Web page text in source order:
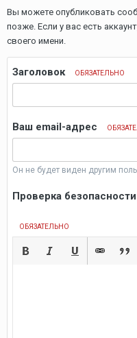
Вы можете опубликовать
позже. Если у вас есть
своего имени.
Заголовок ОБЯЗАТЕЛЬНО
Ваш email-адрес
Он не будет виден другим
Проверка безопасности
ОБЯЗАТЕЛЬНО